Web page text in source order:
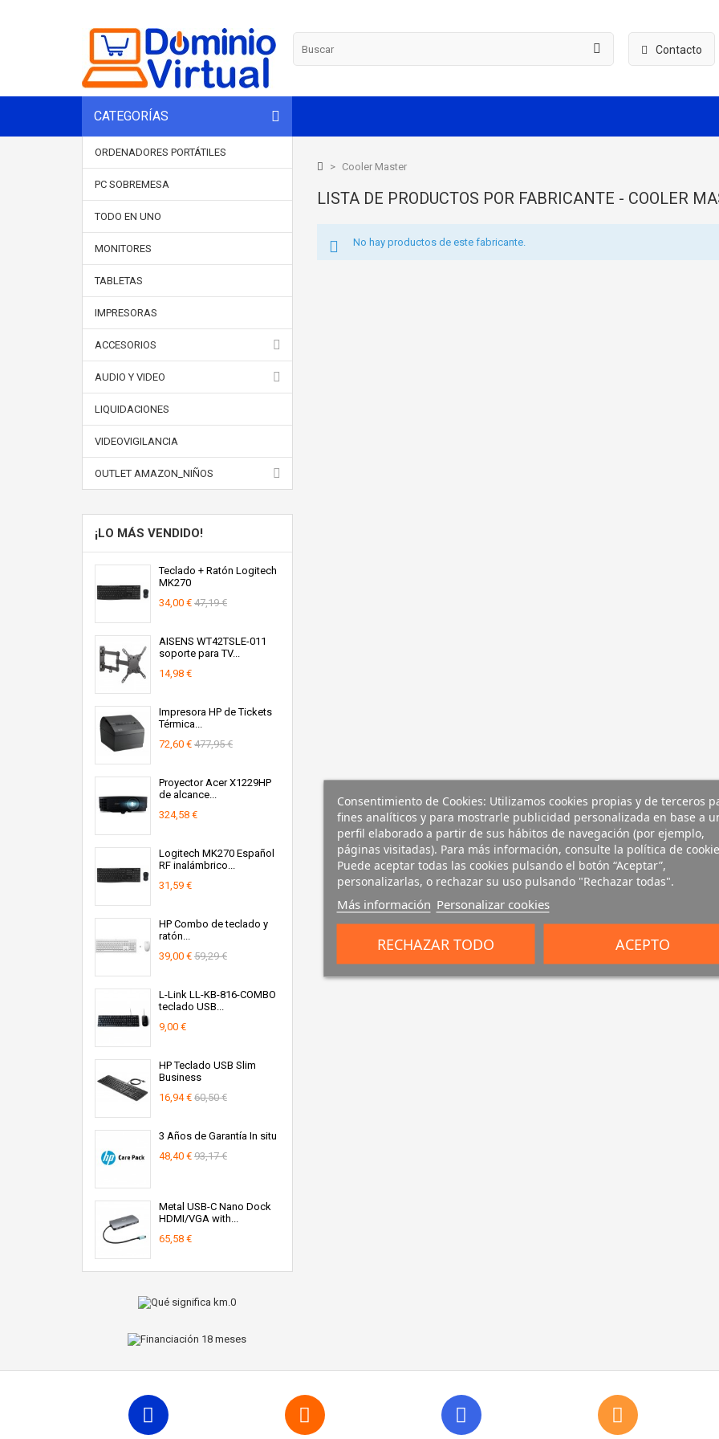
Contacto
CATEGORÍAS
ORDENADORES PORTÁTILES
PC SOBREMESA
TODO EN UNO
MONITORES
TABLETAS
IMPRESORAS
ACCESORIOS
AUDIO Y VIDEO
LIQUIDACIONES
VIDEOVIGILANCIA
OUTLET AMAZON_NIÑOS
¡LO MÁS VENDIDO!
Teclado + Ratón Logitech
MK270
34,00 € 47,19 €
AISENS WT42TSLE-011
soporte para TV...
14,98 €
Impresora HP de Tickets
Térmica...
72,60 € 477,95 €
Proyector Acer X1229HP
de alcance...
324,58 €
Logitech MK270 Español
RF inalámbrico...
31,59 €
HP Combo de teclado y
ratón...
39,00 € 59,29 €
L-Link LL-KB-816-COMBO
teclado USB...
9,00 €
HP Teclado USB Slim
Business
16,94 € 60,50 €
3 Años de Garantía In situ
48,40 € 93,17 €
Metal USB-C Nano Dock
HDMI/VGA with...
65,58 €
> Cooler Master
LISTA DE PRODUCTOS POR FABRICANTE - COOLER
No hay productos de este fabricante.
Consentimiento de Cookies: Utilizamos cookies propias y de terceros
fines analíticos y para mostrarle publicidad personalizada en base a
perfil elaborado a partir de sus hábitos de navegación (por ejemplo,
páginas visitadas). Para más información, consulte la política de
Puede aceptar todas las cookies pulsando el botón “Aceptar”,
personalizarlas, o rechazar su uso pulsando "Rechazar todas".
Más información Personalizar cookies
RECHAZAR TODO ACEPTO